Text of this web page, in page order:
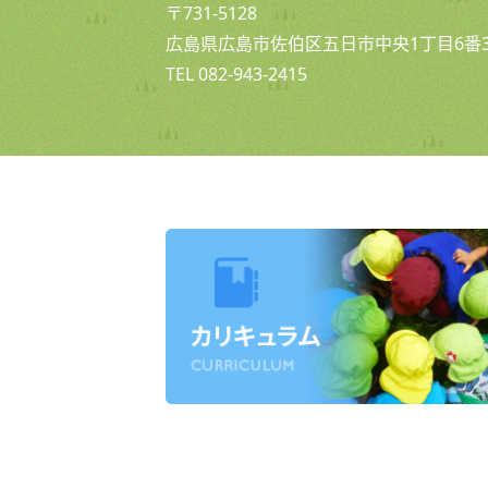
〒731-5128
広島県広島市佐伯区五日市中央1丁目6番
TEL 082-943-2415